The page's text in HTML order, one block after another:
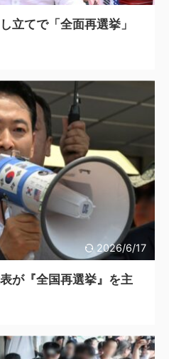
立てで「全面再選挙」
2026/6/17
が『全国再選挙』を主